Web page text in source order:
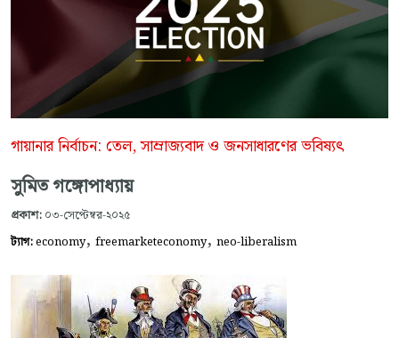
গায়ানার নির্বাচন: তেল, সাম্রাজ্যবাদ ও জনসাধারণের ভবিষ্যৎ
সুমিত গঙ্গোপাধ্যায়
প্রকাশ: ০৩-সেপ্টেম্বর-২০২৫
ট্যাগ:economy, freemarketeconomy, neo-liberalism